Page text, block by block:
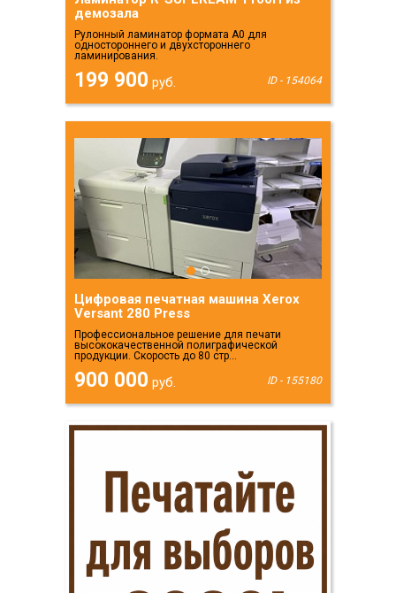
демозала
Рулонный ламинатор формата А0 для
одностороннего и двухстороннего
ламинирования.
199 900 руб. ID - 154064
Цифровая печатная машина Xerox
Versant 280 Press
Профессиональное решение для печати
высококачественной полиграфической
продукции. Скорость до 80 стр...
900 000 руб. ID - 155180